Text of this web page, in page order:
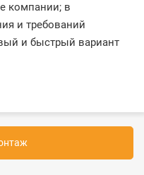
компании; в
и требований
и быстрый вариант